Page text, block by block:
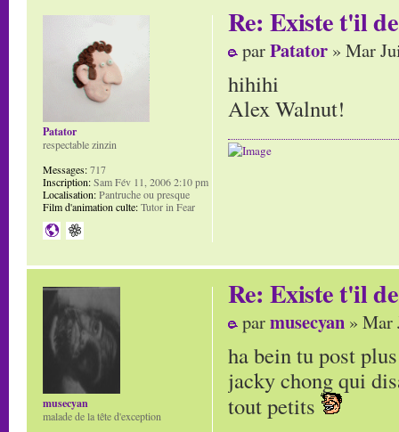
Re: Existe t'il
parPatator » Mar
hihihi
Alex Walnut!
Patator
respectable zinzin
Messages:717
Inscription:Sam Fév 11, 2006 2:10 pm
Localisation:Pantruche ou presque
Film d'animation culte:Tutor in Fear
Re: Existe t'il
parmusecyan » Mar
ha bein tu post
jacky chong qui
tout petits
musecyan
malade de la tête d'exception